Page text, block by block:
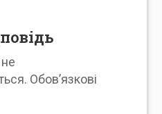
Обов’язкові